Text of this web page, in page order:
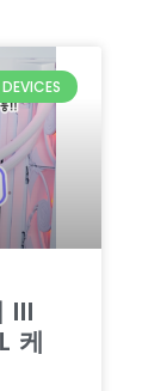
III
케